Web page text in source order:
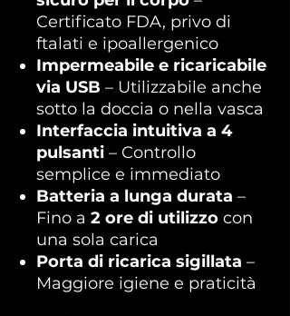
Certificato FDA, privo di
ftalati e ipoallergenico
Impermeabile e ricaricabile
via USB – Utilizzabile anche
sotto la doccia o nella vasca
Interfaccia intuitiva a 4
pulsanti – Controllo
semplice e immediato
Batteria a lunga durata –
Fino a 2 ore di utilizzo con
una sola carica
Porta di ricarica sigillata –
Maggiore igiene e praticità